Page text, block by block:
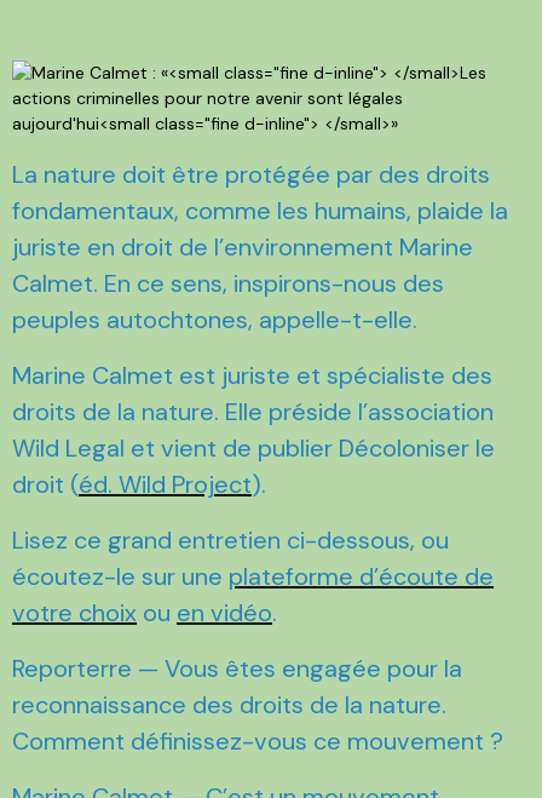
La nature doit être protégée par des droits
fondamentaux, comme les humains, plaide la
juriste en droit de l’environnement Marine
Calmet. En ce sens, inspirons-nous des
peuples autochtones, appelle-t-elle.
Marine Calmet est juriste et spécialiste des
droits de la nature. Elle préside l’association
Wild Legal et vient de publier Décoloniser le
droit (éd. Wild Project).
Lisez ce grand entretien ci-dessous, ou
écoutez-le sur une plateforme d’écoute de
votre choix ou en vidéo.
Reporterre — Vous êtes engagée pour la
reconnaissance des droits de la nature.
Comment définissez-vous ce mouvement ?